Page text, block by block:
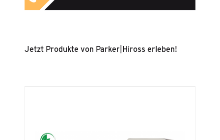
Jetzt Produkte von Parker|Hiross erleben!